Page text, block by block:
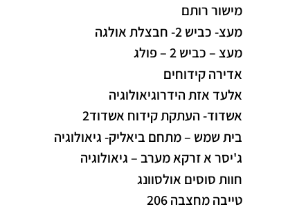
מישור רותם
מעצ- כביש 2- חבצלת אולגה
מעצ – כביש 2 – פולג
אדירה קידוחים
אלעד אזת הידרוגיאולוגיה
אשדוד- העתקת קידוח אשדוד2
בית שמש – מתחם ביאליק- גיאולוגיה
ג'יסר א זרקא מערב – גיאולוגיה
חוות סוסים אולסוונג
טייבה מחצבה 206